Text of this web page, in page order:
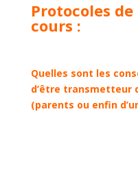
Protocoles
cours :
Quelles sont les
d’être transmetteur
(parents ou enfin